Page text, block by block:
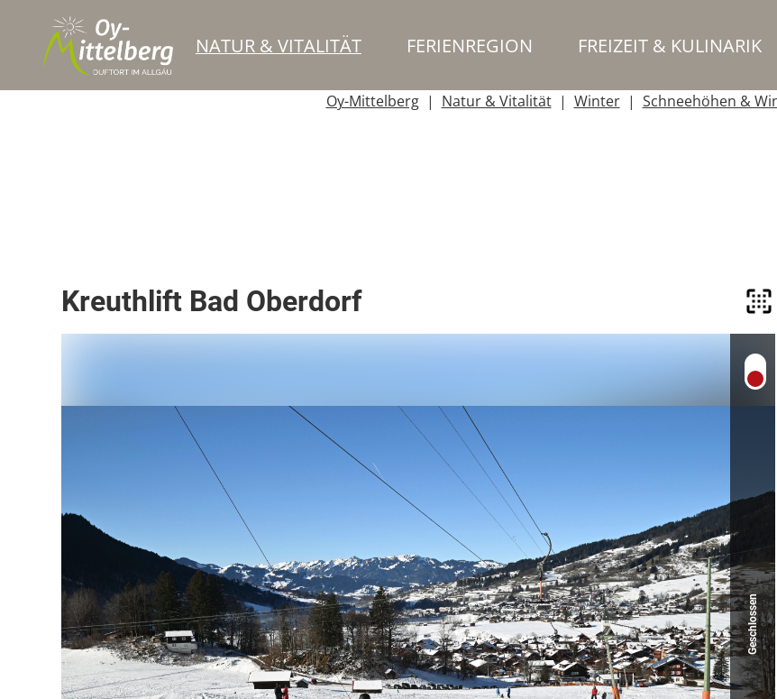
NATUR & VITALITÄT FERIENREGION FREIZEIT & KULINARIK
Oy-Mittelberg
Natur & Vitalität Winter Schneehöhen &
Kreuthlift Bad Oberdorf
Geschlossen